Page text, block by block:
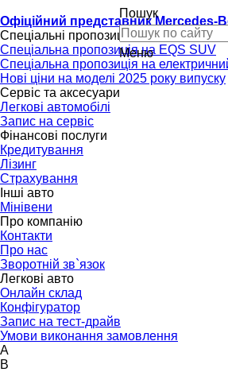
Офіційний представник Mercedes-
Пошук
Меню
Спеціальні пропозиції
Спеціальна пропозиція на EQS SUV
Спеціальна пропозиція на
Нові ціни на моделі 2025 року випуску
Сервіс та аксесуари
Легкові автомобілі
Запис на сервіс
Фінансові послуги
Кредитування
Лізинг
Страхування
Інші авто
Мінівени
Про компанію
Контакти
Про нас
Зворотній зв`язок
Легкові авто
Онлайн склад
Конфігуратор
Запис на тест-драйв
Умови виконання замовлення
A
B